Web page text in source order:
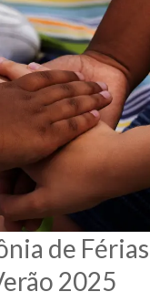
de Férias
2025